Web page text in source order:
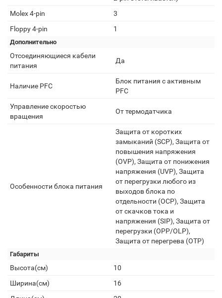
Molex 4-pin
3
Floppy 4-pin
1
Дополнительно
Отсоединяющиеся кабели
питания
Да
Наличие PFC
Блок питания с активным
PFC
Управление скоростью
вращения
От термодатчика
Особенности блока питания
Защита от коротких
замыканий (SCP), Защита от
повышения напряжения
(OVP), Защита от понижения
напряжения (UVP), Защита
от перегрузки любого из
выходов блока по
отдельности (OCP), Защита
от скачков тока и
напряжения (SIP), Защита от
перегрузки (OPP/OLP),
Защита от перегрева (OTP)
Габариты
Высота(см)
10
Ширина(см)
16